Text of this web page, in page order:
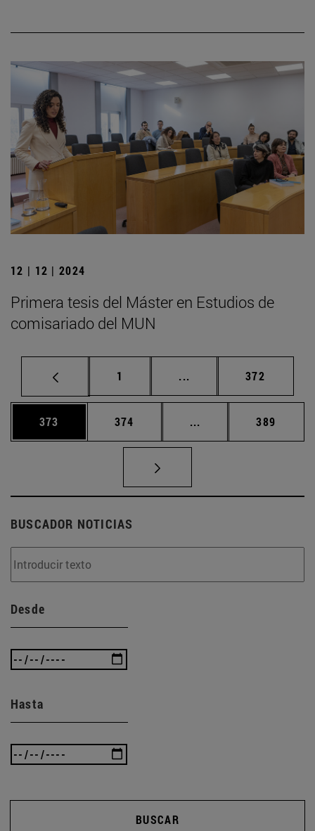
12 | 12 | 2024
Primera tesis del Máster en Estudios de
comisariado del MUN
Página
1 ... Páginas intermedias
Página
372
Página
373 Página
374 ... Páginas intermedias
Página
389
BUSCADOR NOTICIAS
Desde
Hasta
BUSCAR